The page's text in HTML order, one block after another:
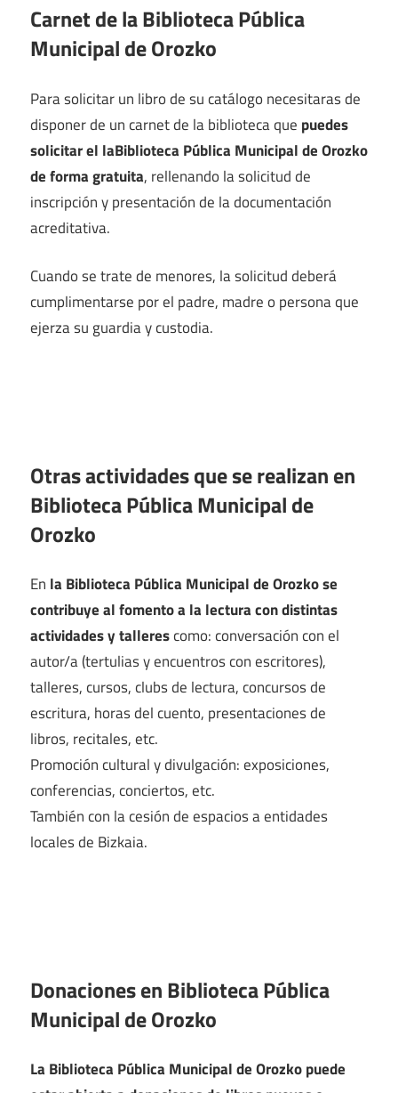
Carnet de la Biblioteca Pública
Municipal de Orozko
Para solicitar un libro de su catálogo necesitaras de
disponer de un carnet de la biblioteca que puedes
solicitar el laBiblioteca Pública Municipal de Orozko
de forma gratuita, rellenando la solicitud de
inscripción y presentación de la documentación
acreditativa.
Cuando se trate de menores, la solicitud deberá
cumplimentarse por el padre, madre o persona que
ejerza su guardia y custodia.
Otras actividades que se realizan en
Biblioteca Pública Municipal de
Orozko
En la Biblioteca Pública Municipal de Orozko se
contribuye al fomento a la lectura con distintas
actividades y tallerescomo: conversación con el
autor/a (tertulias y encuentros con escritores),
talleres, cursos, clubs de lectura, concursos de
escritura, horas del cuento, presentaciones de
libros, recitales, etc.
Promoción cultural y divulgación: exposiciones,
conferencias, conciertos, etc.
También con la cesión de espacios a entidades
locales de Bizkaia.
Donaciones en Biblioteca Pública
Municipal de Orozko
La Biblioteca Pública Municipal de Orozko puede